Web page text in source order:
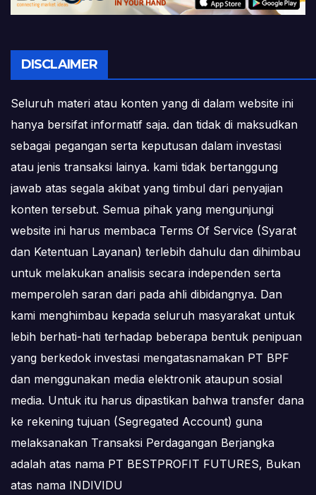
DISCLAIMER
Seluruh materi atau konten yang di dalam website ini
hanya bersifat informatif saja. dan tidak di maksudkan
sebagai pegangan serta keputusan dalam investasi
atau jenis transaksi lainya. kami tidak bertanggung
jawab atas segala akibat yang timbul dari penyajian
konten tersebut. Semua pihak yang mengunjungi
website ini harus membaca Terms Of Service (Syarat
dan Ketentuan Layanan) terlebih dahulu dan dihimbau
untuk melakukan analisis secara independen serta
memperoleh saran dari pada ahli dibidangnya. Dan
kami menghimbau kepada seluruh masyarakat untuk
lebih berhati-hati terhadap beberapa bentuk penipuan
yang berkedok investasi mengatasnamakan PT BPF
dan menggunakan media elektronik ataupun sosial
media. Untuk itu harus dipastikan bahwa transfer dana
ke rekening tujuan (Segregated Account) guna
melaksanakan Transaksi Perdagangan Berjangka
adalah atas nama PT BESTPROFIT FUTURES, Bukan
atas nama INDIVIDU